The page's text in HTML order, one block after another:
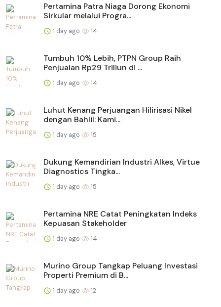
Pertamina Patra Niaga Dorong Ekonomi
Sirkular melalui Progra...
1 day ago 14
Tumbuh 10% Lebih, PTPN Group Raih
Penjualan Rp29 Triliun di ...
1 day ago 14
Luhut Kenang Perjuangan Hilirisasi Nikel
dengan Bahlil: Kami...
1 day ago 15
Dukung Kemandirian Industri Alkes, Virtue
Diagnostics Tingka...
1 day ago 15
Pertamina NRE Catat Peningkatan Indeks
Kepuasan Stakeholder
1 day ago 14
Murino Group Tangkap Peluang Investasi
Properti Premium di B...
1 day ago 12